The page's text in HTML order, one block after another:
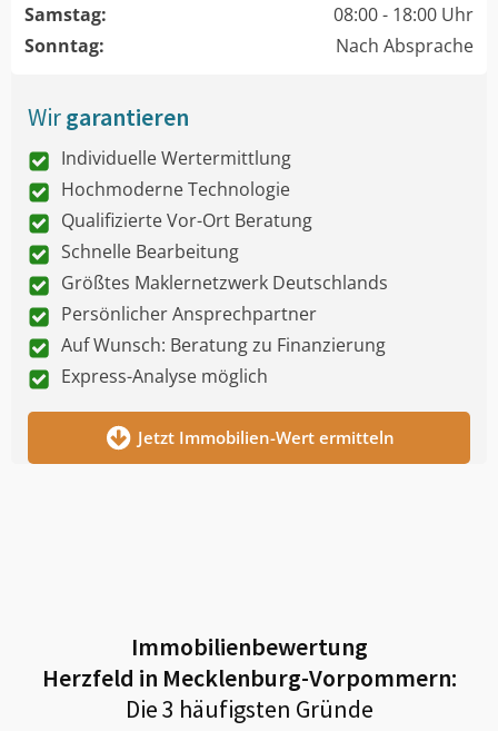
Samstag:
08:00 - 18:00 Uhr
Sonntag:
Nach Absprache
Wirgarantieren
Individuelle Wertermittlung
Hochmoderne Technologie
Qualifizierte Vor-Ort Beratung
Schnelle Bearbeitung
Größtes Maklernetzwerk Deutschlands
Persönlicher Ansprechpartner
Auf Wunsch: Beratung zu Finanzierung
Express-Analyse möglich
Jetzt Immobilien-Wert ermitteln
Immobilienbewertung
Herzfeld in Mecklenburg-Vorpommern:
Die 3 häufigsten Gründe